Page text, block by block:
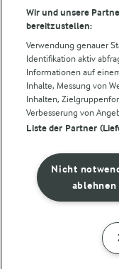
Folge uns!
Cookie Wahl wieder
Wir und unsere
bereitzustellen:
Verwendung genauer
Identifikation aktiv
Informationen auf
Inhalte, Messung von
Inhalten,
Verbesserung von
Liste der Partner
Nicht
ablehnen